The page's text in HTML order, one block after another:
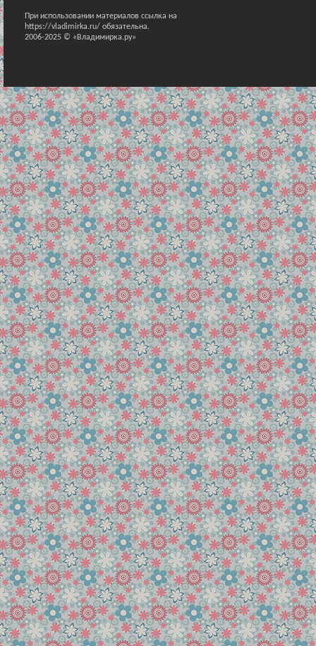
При использовании материалов ссылка на
https://vladimirka.ru/ обязательна.
2006-2025 © «Владимирка.ру»